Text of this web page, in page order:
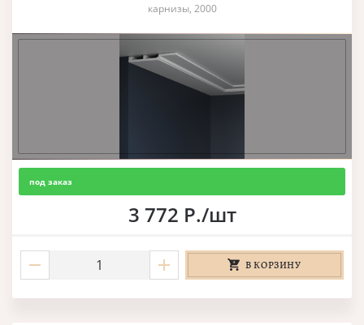
карнизы, 2000
под заказ
3 772 Р./шт
В КОРЗИНУ